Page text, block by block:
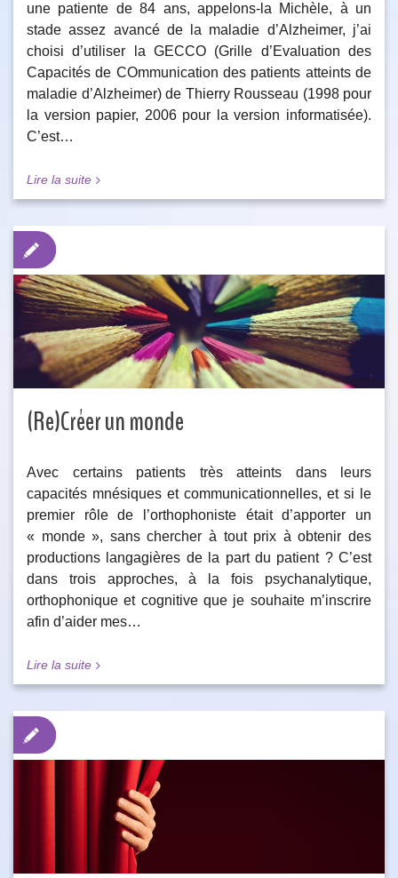
une patiente de 84 ans, appelons-la Michèle, à un
stade assez avancé de la maladie d’Alzheimer, j’ai
choisi d’utiliser la GECCO (Grille d’Evaluation des
Capacités de COmmunication des patients atteints de
maladie d’Alzheimer) de Thierry Rousseau (1998 pour
la version papier, 2006 pour la version informatisée).
C’est…
Lire la suite
(Re)Créer un monde
Avec certains patients très atteints dans leurs
capacités mnésiques et communicationnelles, et si le
premier rôle de l’orthophoniste était d’apporter un
« monde », sans chercher à tout prix à obtenir des
productions langagières de la part du patient ? C’est
dans trois approches, à la fois psychanalytique,
orthophonique et cognitive que je souhaite m’inscrire
afin d’aider mes…
Lire la suite